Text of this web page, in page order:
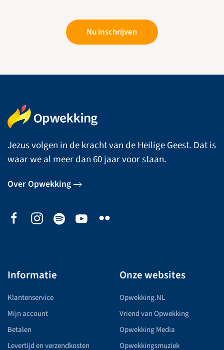
Nu inschrijven
Jezus volgen in de kracht van de Heilige Geest. Dat is
waar we al meer dan 60 jaar voor staan.
Over Opwekking
Informatie
Klantenservice
Mijn account
Betalen
Levertijd en verzendkosten
Onze websites
Opwekking.NL
Vriend van Opwekking
Opwekking Media
Opwekkingsmuziek